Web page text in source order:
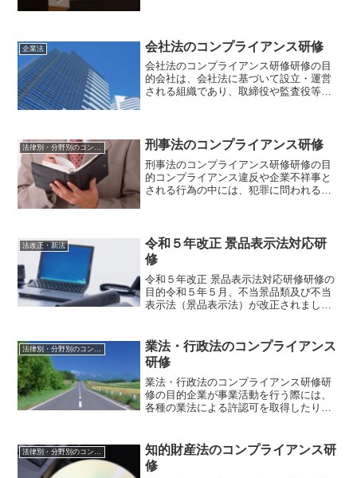
深めることは、企業と従業...
企業法 会社法のコンプライアンス研修
会社法のコンプライアンス研修研修の目
的会社は、会社法に基づいて設立・運営
される組織であり、取締役や監査役等の
要な法律であるといえ、...
刑事法のコンプライアンス研修
刑事法のコンプライアンス研修研修の目
的コンプライアンス違反や企業不祥事と
される行為の中には、犯罪に問われるも
を知ることは、従業員の...
法改正・新法
令和５年改正 景品表示法対応研
修
令和５年改正 景品表示法対応研修研修の
目的令和５年５月、不当景品類及び不当
表示法（景品表示法）が改正されまし
誤認表示に対する罰金の新設、適格消費
者団体から事業者に対する...
業法・行政法のコンプライアンス
研修
業法・行政法のコンプライアンス研修研
修の目的企業が事業活動を行う際には、
各種の業法による許認可を取得したり、
に分類されます。そのため、行政法への
理解を深めることは、自治...
知的財産法のコンプライアンス研
修